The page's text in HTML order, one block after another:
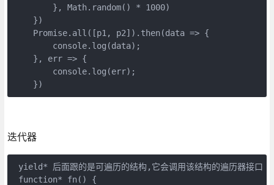
        }, Math.random() * 1000)
    })
    Promise.all([p1, p2]).then(data => {
        console.log(data);
    }, err => {
        console.log(err);
    })
迭代器
yield* 后面跟的是可遍历的结构,它会调用该结构的遍历器接口
function* fn() {